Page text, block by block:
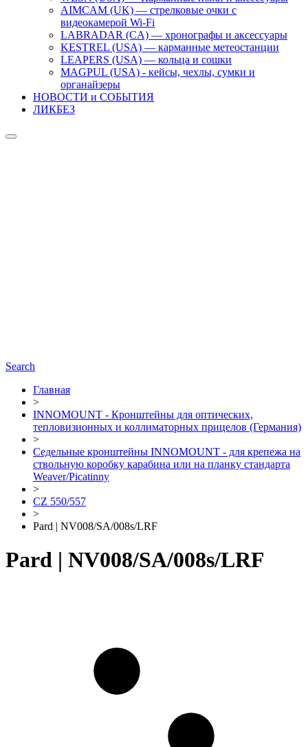
AIMCAM (UK) — стрелковые очки с
видеокамерой Wi-Fi
LABRADAR (CA) — хронографы и аксессуары
KESTREL (USA) — карманные метеостанции
LEAPERS (USA) — кольца и сошки
MAGPUL (USA) - кейсы, чехлы, сумки и
органайзеры
НОВОСТИ и СОБЫТИЯ
ЛИКБЕЗ
Search
Главная
>
INNOMOUNT - Кронштейны для оптических,
тепловизионных и коллиматорных прицелов (Германия)
>
Седельные кронштейны INNOMOUNT - для крепежа на
ствольную коробку карабина или на планку стандарта
Weaver/Picatinny
>
CZ 550/557
>
Pard | NV008/SA/008s/LRF
Pard | NV008/SA/008s/LRF